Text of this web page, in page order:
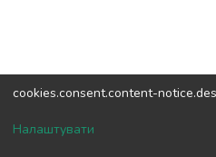
DSpace software
cookies.consent.content-
Налаштувати